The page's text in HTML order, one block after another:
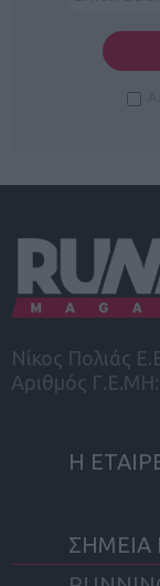
Νίκος Πολιάς
Αριθμός
Η